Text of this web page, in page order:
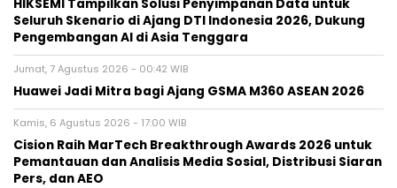
HIKSEMI Tampilkan Solusi Penyimpanan Data untuk
Seluruh Skenario di Ajang DTI Indonesia 2026, Dukung
Pengembangan AI di Asia Tenggara
Jumat, 7 Agustus 2026 - 00:42 WIB
Huawei Jadi Mitra bagi Ajang GSMA M360 ASEAN 2026
Kamis, 6 Agustus 2026 - 17:00 WIB
Cision Raih MarTech Breakthrough Awards 2026 untuk
Pemantauan dan Analisis Media Sosial, Distribusi Siaran
Pers, dan AEO